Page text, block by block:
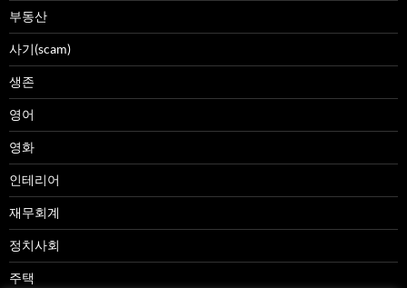
부동산
사기(scam)
생존
영어
영화
인테리어
재무회계
정치사회
주택